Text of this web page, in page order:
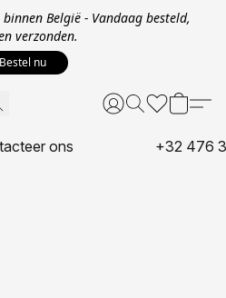
België - Vandaag besteld,
verzonden.
Bestel nu
ons +32 476